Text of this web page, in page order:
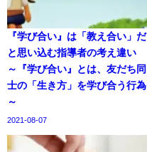
『学び合い』は「教え合い」だ
と思い込む指導者の考え違い
～『学び合い』とは、友だち同
士の「生き方」を学び合う行為
～
2021-08-07